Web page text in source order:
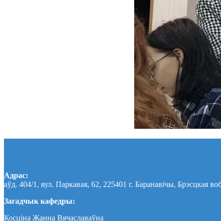
Адрас:
аўд. 404/1, вул. Паркавая, 62, 225401 г. Баранавічы, Брэсцкая
Загадчык кафедры:
Косціна Жанна Вячаславаўна